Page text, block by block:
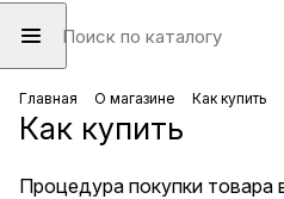
Главная О магазине Как купить
Как купить
Процедура покупки